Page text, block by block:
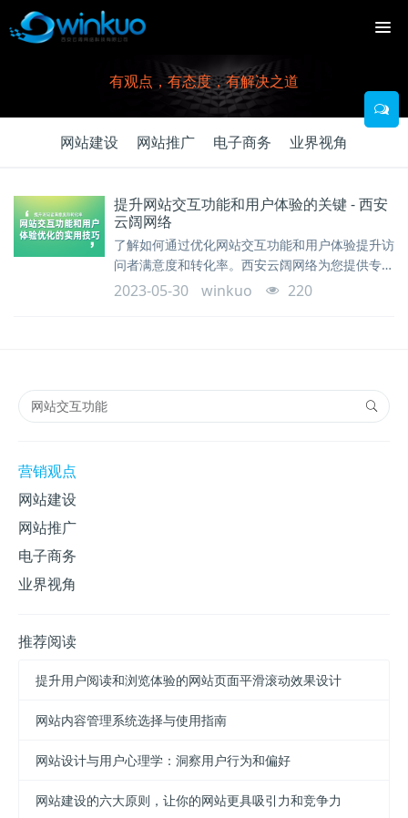
有观点，有态度，有解决之道
网站建设 网站推广 电子商务 业界视角
提升网站交互功能和用户体验的关键 - 西安
云阔网络
了解如何通过优化网站交互功能和用户体验提升访
问者满意度和转化率。西安云阔网络为您提供专业
的技术支持和解答，帮助您优化网站体验。
2023-05-30 winkuo 220
营销观点
网站建设
网站推广
电子商务
业界视角
推荐阅读
提升用户阅读和浏览体验的网站页面平滑滚动效果设计
网站内容管理系统选择与使用指南
网站设计与用户心理学：洞察用户行为和偏好
网站建设的六大原则，让你的网站更具吸引力和竞争力